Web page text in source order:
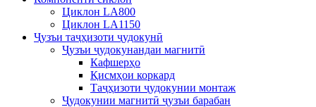
Циклон LA800
Циклон LA1150
Ҷузъи таҷҳизоти ҷудокунӣ
Ҷузъи ҷудокунандаи магнитӣ
Кафшерҳо
Қисмҳои коркард
Таҷҳизоти ҷудокунии монтаж
Ҷудокунии магнитӣ ҷузъи барабан